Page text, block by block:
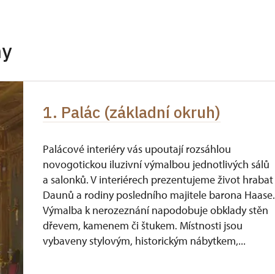
zdarma
zdarma
osobu (držitele průkazu)
1. Palác (základní okruh)
Palácové interiéry vás upoutají rozsáhlou
novogotickou iluzivní výmalbou jednotlivých sálů
a salonků. V interiérech prezentujeme život hrabat
Daunů a rodiny posledního majitele barona Haase.
Výmalba k nerozeznání napodobuje obklady stěn
dřevem, kamenem či štukem. Místnosti jsou
vybaveny stylovým, historickým nábytkem,...